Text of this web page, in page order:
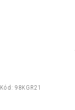
Kód:98KGR21